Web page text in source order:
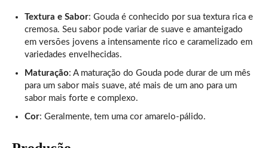
Textura e Sabor: Gouda é conhecido por sua textura rica e
cremosa. Seu sabor pode variar de suave e amanteigado
em versões jovens a intensamente rico e caramelizado em
variedades envelhecidas.
Maturação: A maturação do Gouda pode durar de um mês
para um sabor mais suave, até mais de um ano para um
sabor mais forte e complexo.
Cor: Geralmente, tem uma cor amarelo-pálido.